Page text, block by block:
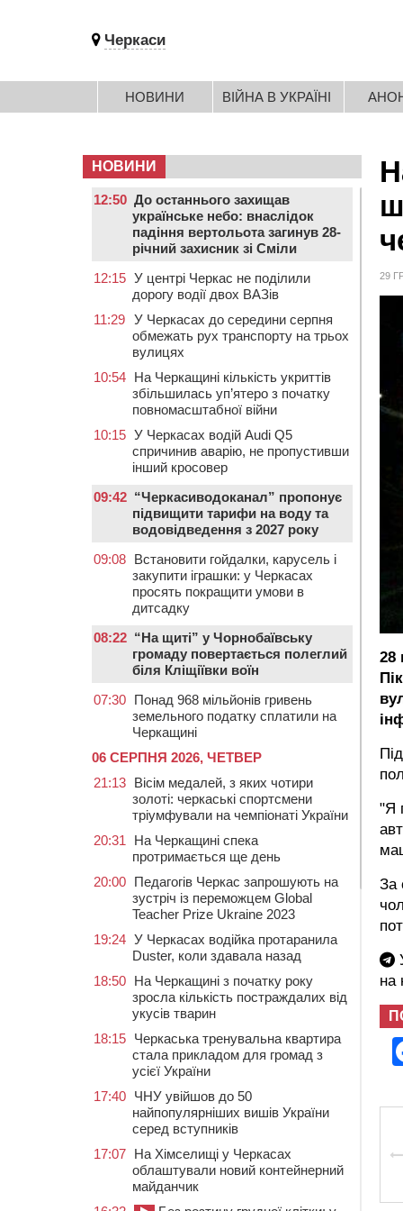
Черкаси
НОВИНИ ВІЙНА В УКРАЇНІ
29
28
"Я
За
на
НОВИНИ
12:50 До останнього захищав
українське небо: внаслідок
падіння вертольота загинув 28-
річний захисник зі Сміли
12:15 У центрі Черкас не поділили
дорогу водії двох ВАЗів
11:29 У Черкасах до середини серпня
обмежать рух транспорту на трьох
вулицях
10:54 На Черкащині кількість укриттів
збільшилась уп’ятеро з початку
повномасштабної війни
10:15 У Черкасах водій Audi Q5
спричинив аварію, не пропустивши
інший кросовер
09:42 “Черкасиводоканал” пропонує
підвищити тарифи на воду та
водовідведення з 2027 року
09:08 Встановити гойдалки, карусель і
закупити іграшки: у Черкасах
просять покращити умови в
дитсадку
08:22 “На щиті” у Чорнобаївську
громаду повертається полеглий
біля Кліщіївки воїн
07:30 Понад 968 мільйонів гривень
земельного податку сплатили на
Черкащині
06 СЕРПНЯ 2026, ЧЕТВЕР
21:13 Вісім медалей, з яких чотири
золоті: черкаські спортсмени
тріумфували на чемпіонаті України
20:31
На Черкащині спека
протримається ще день
20:00 Педагогів Черкас запрошують на
зустріч із переможцем Global
Teacher Prize Ukraine 2023
19:24 У Черкасах водійка протаранила
Duster, коли здавала назад
18:50 На Черкащині з початку року
зросла кількість постраждалих від
укусів тварин
18:15 Черкаська тренувальна квартира
стала прикладом для громад з
усієї України
17:40 ЧНУ увійшов до 50
найпопулярніших вишів України
серед вступників
17:07 На Хімселищі у Черкасах
облаштували новий контейнерний
майданчик